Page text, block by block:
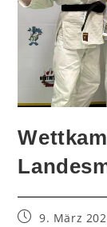
Beitrag9. März